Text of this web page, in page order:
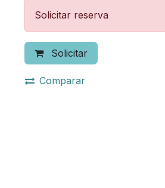
Solicitar reserva
Solicitar
Comparar